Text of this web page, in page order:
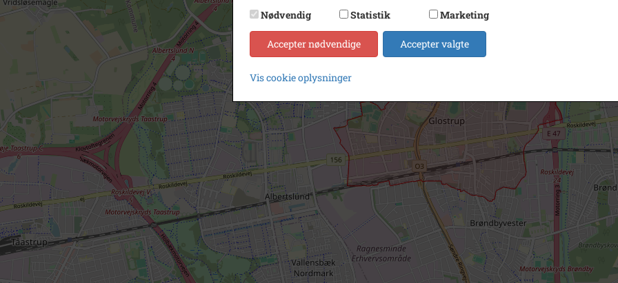
Nødvendig
Statistik Marketing
Accepter nødvendige Accepter valgte
Vis cookie oplysninger